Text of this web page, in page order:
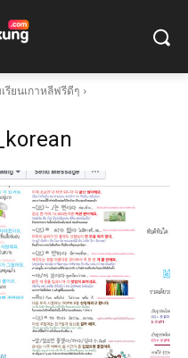
รียนเกาหลีฟรีดีๆ